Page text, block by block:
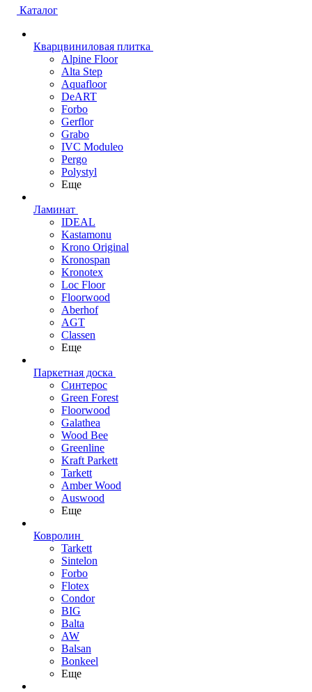
Каталог
Кварцвиниловая плитка
Alpine Floor
Alta Step
Aquafloor
DeART
Forbo
Gerflor
Grabo
IVC Moduleo
Pergo
Polystyl
Еще
Ламинат
IDEAL
Kastamonu
Krono Original
Kronospan
Kronotex
Loc Floor
Floorwood
Aberhof
AGT
Classen
Еще
Паркетная доска
Синтерос
Green Forest
Floorwood
Galathea
Wood Bee
Greenline
Kraft Parkett
Tarkett
Amber Wood
Auswood
Еще
Ковролин
Tarkett
Sintelon
Forbo
Flotex
Condor
BIG
Balta
AW
Balsan
Bonkeel
Еще